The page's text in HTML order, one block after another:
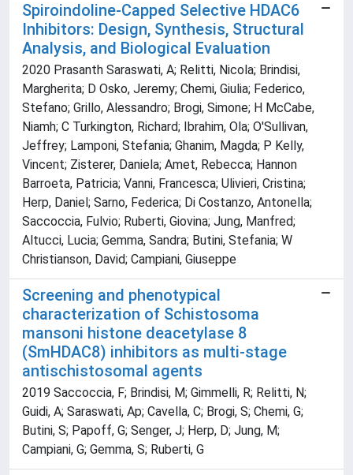
Spiroindoline-Capped Selective HDAC6
Inhibitors: Design, Synthesis, Structural
Analysis, and Biological Evaluation
2020 Prasanth Saraswati, A; Relitti, Nicola; Brindisi,
Margherita; D Osko, Jeremy; Chemi, Giulia; Federico,
Stefano; Grillo, Alessandro; Brogi, Simone; H McCabe,
Niamh; C Turkington, Richard; Ibrahim, Ola; O'Sullivan,
Jeffrey; Lamponi, Stefania; Ghanim, Magda; P Kelly,
Vincent; Zisterer, Daniela; Amet, Rebecca; Hannon
Barroeta, Patricia; Vanni, Francesca; Ulivieri, Cristina;
Herp, Daniel; Sarno, Federica; Di Costanzo, Antonella;
Saccoccia, Fulvio; Ruberti, Giovina; Jung, Manfred;
Altucci, Lucia; Gemma, Sandra; Butini, Stefania; W
Christianson, David; Campiani, Giuseppe
Screening and phenotypical
characterization of Schistosoma
mansoni histone deacetylase 8
(SmHDAC8) inhibitors as multi-stage
antischistosomal agents
2019 Saccoccia, F; Brindisi, M; Gimmelli, R; Relitti, N;
Guidi, A; Saraswati, Ap; Cavella, C; Brogi, S; Chemi, G;
Butini, S; Papoff, G; Senger, J; Herp, D; Jung, M;
Campiani, G; Gemma, S; Ruberti, G